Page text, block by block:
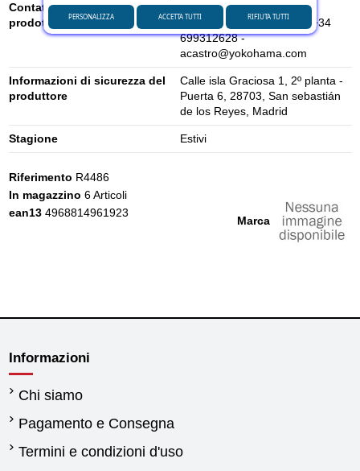
Contatti per la sicurezza del
prodotto
Andrés Castro España -
Yokohama Iberia S.A.U. - +34
699312628 -
acastro@yokohama.com
Informazioni di sicurezza del
produttore
Calle isla Graciosa 1, 2º planta -
Puerta 6, 28703, San sebastián
de los Reyes, Madrid
Stagione Estivi
Marca
Riferimento R4486
In magazzino 6 Articoli
ean13 4968814961923
Informazioni
Chi siamo
Pagamento e Consegna
Termini e condizioni d'uso
PERSONALIZZA RIFIUTA TUTTI
ACCETTA TUTTI